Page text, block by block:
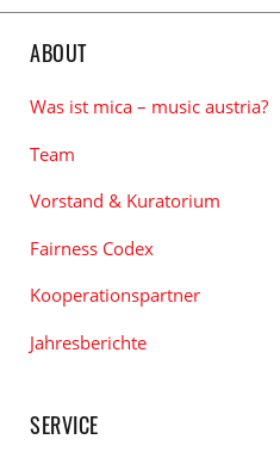
ABOUT
Was ist mica – music austria?
Team
Vorstand & Kuratorium
Fairness Codex
Kooperationspartner
Jahresberichte
SERVICE